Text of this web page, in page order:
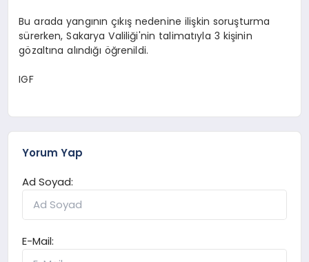
Bu arada yangının çıkış nedenine ilişkin soruşturma
sürerken, Sakarya Valiliği'nin talimatıyla 3 kişinin
gözaltına alındığı öğrenildi.
IGF
Yorum Yap
Ad Soyad:
E-Mail: